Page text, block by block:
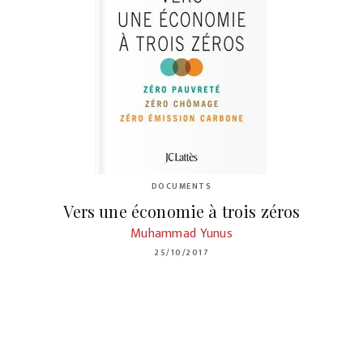
DOCUMENTS
Vers une économie à trois zéros
Muhammad Yunus
25/10/2017